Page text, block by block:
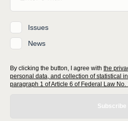
Issues
News
By clicking the button, I agree with the
personal data, and collection of statistical
paragraph 1 of Article 6 of Federal Law
Subscribe